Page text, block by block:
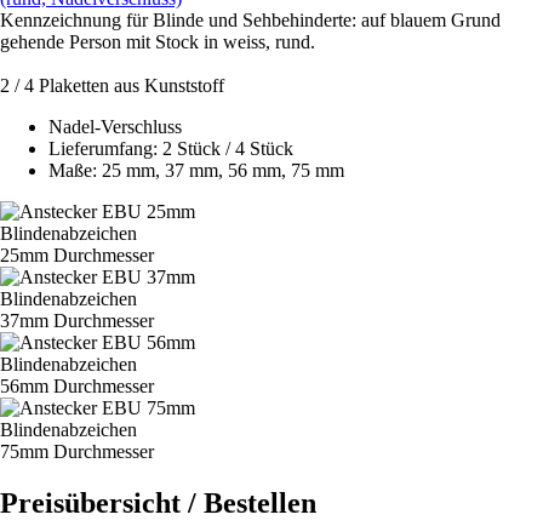
Kennzeichnung für Blinde und Sehbehinderte: auf blauem Grund
gehende Person mit Stock in weiss, rund.
2 / 4 Plaketten aus Kunststoff
Nadel-Verschluss
Lieferumfang: 2 Stück / 4 Stück
Maße: 25 mm, 37 mm, 56 mm, 75 mm
Blindenabzeichen
25mm Durchmesser
Blindenabzeichen
37mm Durchmesser
Blindenabzeichen
56mm Durchmesser
Blindenabzeichen
75mm Durchmesser
Preisübersicht / Bestellen